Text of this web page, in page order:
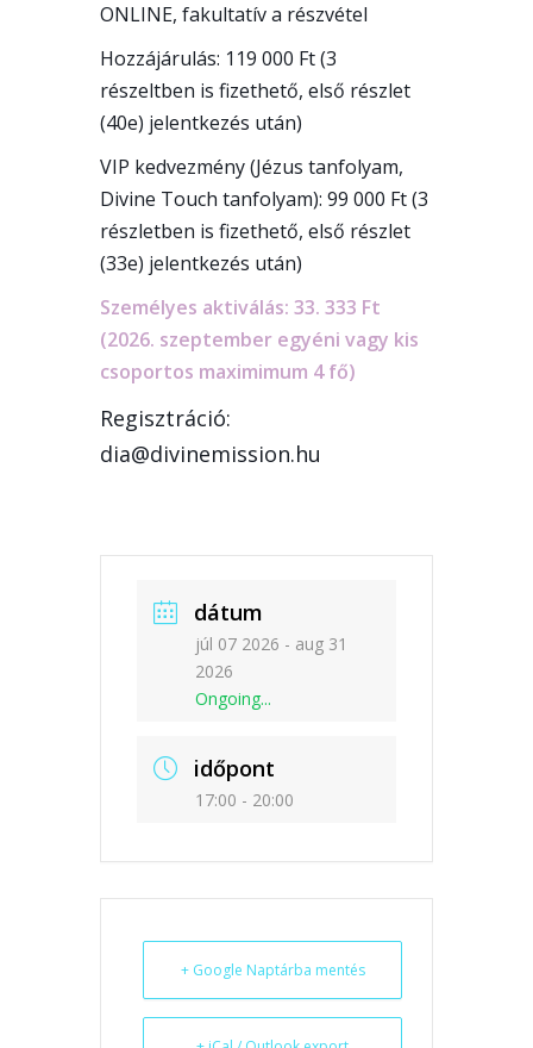
ONLINE, fakultatív a részvétel
Hozzájárulás: 119 000 Ft (3
részeltben is fizethető, első részlet
(40e) jelentkezés után)
VIP kedvezmény (Jézus tanfolyam,
Divine Touch tanfolyam): 99 000 Ft (3
részletben is fizethető, első részlet
(33e) jelentkezés után)
Személyes aktiválás: 33. 333 Ft
(2026. szeptember egyéni vagy kis
csoportos maximimum 4 fő)
Regisztráció:
dia@divinemission.hu
dátum
júl 07 2026 - aug 31
2026
Ongoing...
időpont
17:00 - 20:00
+ Google Naptárba mentés